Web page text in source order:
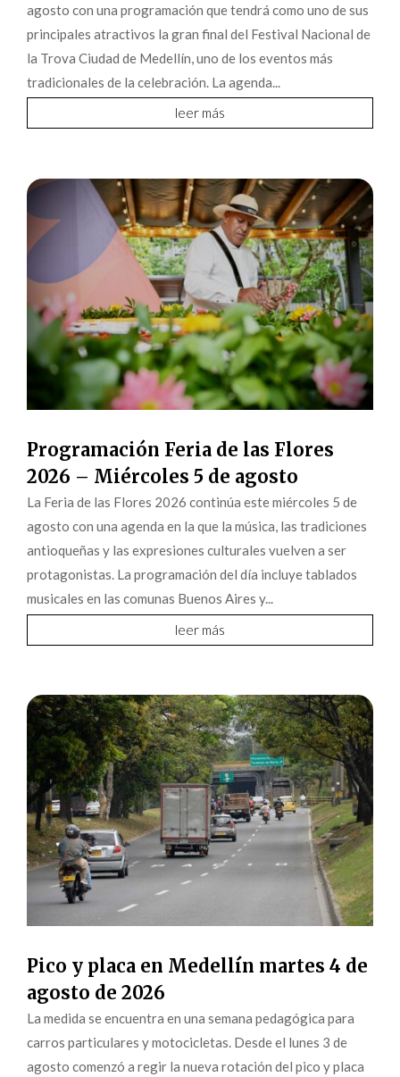
agosto con una programación que tendrá como uno de sus
principales atractivos la gran final del Festival Nacional de
la Trova Ciudad de Medellín, uno de los eventos más
tradicionales de la celebración. La agenda...
leer más
Programación Feria de las Flores
2026 – Miércoles 5 de agosto
La Feria de las Flores 2026 continúa este miércoles 5 de
agosto con una agenda en la que la música, las tradiciones
antioqueñas y las expresiones culturales vuelven a ser
protagonistas. La programación del día incluye tablados
musicales en las comunas Buenos Aires y...
leer más
Pico y placa en Medellín martes 4 de
agosto de 2026
La medida se encuentra en una semana pedagógica para
carros particulares y motocicletas. Desde el lunes 3 de
agosto comenzó a regir la nueva rotación del pico y placa